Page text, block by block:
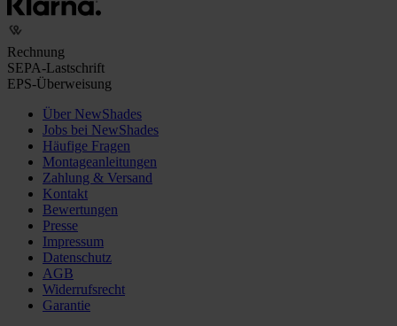
Rechnung
SEPA-Lastschrift
EPS-Überweisung
Über NewShades
Jobs bei NewShades
Häufige Fragen
Montageanleitungen
Zahlung & Versand
Kontakt
Bewertungen
Presse
Impressum
Datenschutz
AGB
Widerrufsrecht
Garantie